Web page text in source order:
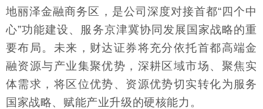
地丽泽金融商务区，是公司深度对接首都“四个中
心”功能建设、服务京津冀协同发展国家战略的重
要布局。未来，财达证券将充分依托首都高端金
融资源与产业集聚优势，深耕区域市场、聚焦实
体需求，将区位优势、资源优势切实转化为服务
国家战略、赋能产业升级的硬核能力。